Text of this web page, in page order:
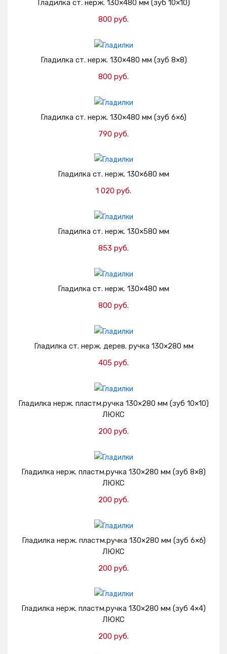
Гладилка ст. нерж. 130×480 мм (зуб 10×10)
800 руб.
Добавить в корзину
Гладилка ст. нерж. 130×480 мм (зуб 8×8)
800 руб.
Добавить в корзину
Гладилка ст. нерж. 130×480 мм (зуб 6×6)
790 руб.
Добавить в корзину
Гладилка ст. нерж. 130×680 мм
1 020 руб.
Добавить в корзину
Гладилка ст. нерж. 130×580 мм
853 руб.
Добавить в корзину
Гладилка ст. нерж. 130×480 мм
800 руб.
Добавить в корзину
Гладилка ст. нерж. дерев. ручка 130×280 мм
405 руб.
Добавить в корзину
Гладилка нерж. пластм.ручка 130×280 мм (зуб 10×10)
ЛЮКС
200 руб.
Добавить в корзину
Гладилка нерж. пластм.ручка 130×280 мм (зуб 8×8)
ЛЮКС
200 руб.
Добавить в корзину
Гладилка нерж. пластм.ручка 130×280 мм (зуб 6×6)
ЛЮКС
200 руб.
Добавить в корзину
Гладилка нерж. пластм.ручка 130×280 мм (зуб 4×4)
ЛЮКС
200 руб.